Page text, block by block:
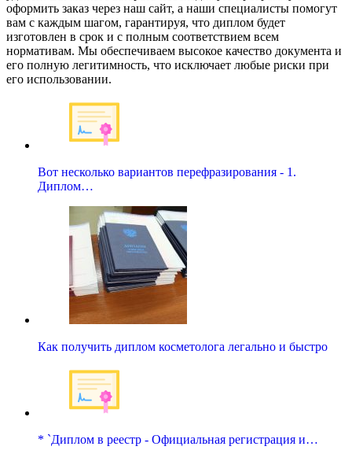
оформить заказ через наш сайт, а наши специалисты помогут
вам с каждым шагом, гарантируя, что диплом будет
изготовлен в срок и с полным соответствием всем
нормативам. Мы обеспечиваем высокое качество документа и
его полную легитимность, что исключает любые риски при
его использовании.
Вот несколько вариантов перефразирования - 1.
Диплом…
Как получить диплом косметолога легально и быстро
* `Диплом в реестр - Официальная регистрация и…